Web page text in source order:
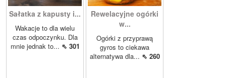
Sałatka z kapusty i...
Wakacje to dla wielu
czas odpoczynku. Dla
mnie jednak to... ⇖ 301
Rewelacyjne ogórki
w...
Ogórki z przyprawą
gyros to ciekawa
alternatywa dla... ⇖ 260